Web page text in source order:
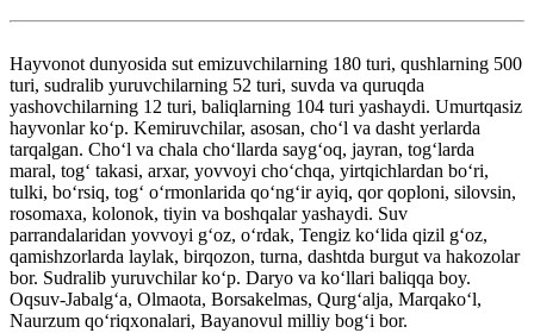
Hayvonot dunyosida sut emizuvchilarning 180 turi, qushlarning 500
turi, sudralib yuruvchilarning 52 turi, suvda va quruqda
yashovchilarning 12 turi, baliqlarning 104 turi yashaydi. Umurtqasiz
hayvonlar koʻp. Kemiruvchilar, asosan, choʻl va dasht yerlarda
tarqalgan. Choʻl va chala choʻllarda saygʻoq, jayran, togʻlarda
maral, togʻ takasi, arxar, yovvoyi choʻchqa, yirtqichlardan boʻri,
tulki, boʻrsiq, togʻ oʻrmonlarida qoʻngʻir ayiq, qor qoploni, silovsin,
rosomaxa, kolonok, tiyin va boshqalar yashaydi. Suv
parrandalaridan yovvoyi gʻoz, oʻrdak, Tengiz koʻlida qizil gʻoz,
qamishzorlarda laylak, birqozon, turna, dashtda burgut va hakozolar
bor. Sudralib yuruvchilar koʻp. Daryo va koʻllari baliqqa boy.
Oqsuv-Jabalgʻa, Olmaota, Borsakelmas, Qurgʻalja, Marqakoʻl,
Naurzum qoʻriqxonalari, Bayanovul milliy bogʻi bor.